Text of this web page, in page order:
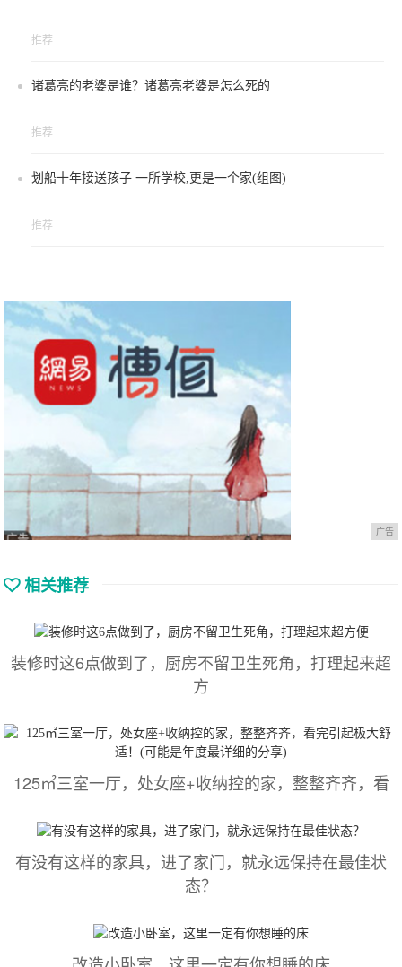
推荐
诸葛亮的老婆是谁？诸葛亮老婆是怎么死的
推荐
划船十年接送孩子 一所学校,更是一个家(组图)
推荐
广告
相关推荐
装修时这6点做到了，厨房不留卫生死角，打理起来超
方
125㎡三室一厅，处女座+收纳控的家，整整齐齐，看
有没有这样的家具，进了家门，就永远保持在最佳状
态？